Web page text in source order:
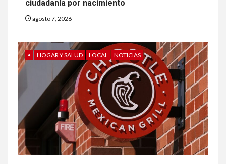
ciudadanía por nacimiento
agosto 7, 2026
• HOGAR Y SALUD LOCAL NOTICIAS